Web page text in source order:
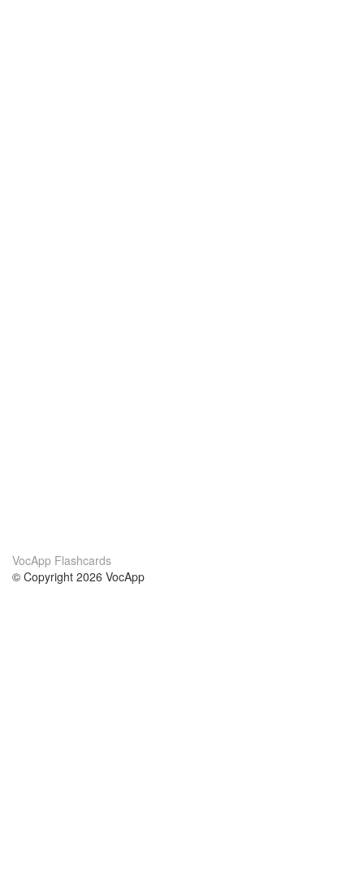
VocApp Flashcards
© Copyright 2026 VocApp